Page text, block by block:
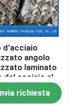
d'acciaio
angolo
laminato
del acciaio al
di Astm
richiesta